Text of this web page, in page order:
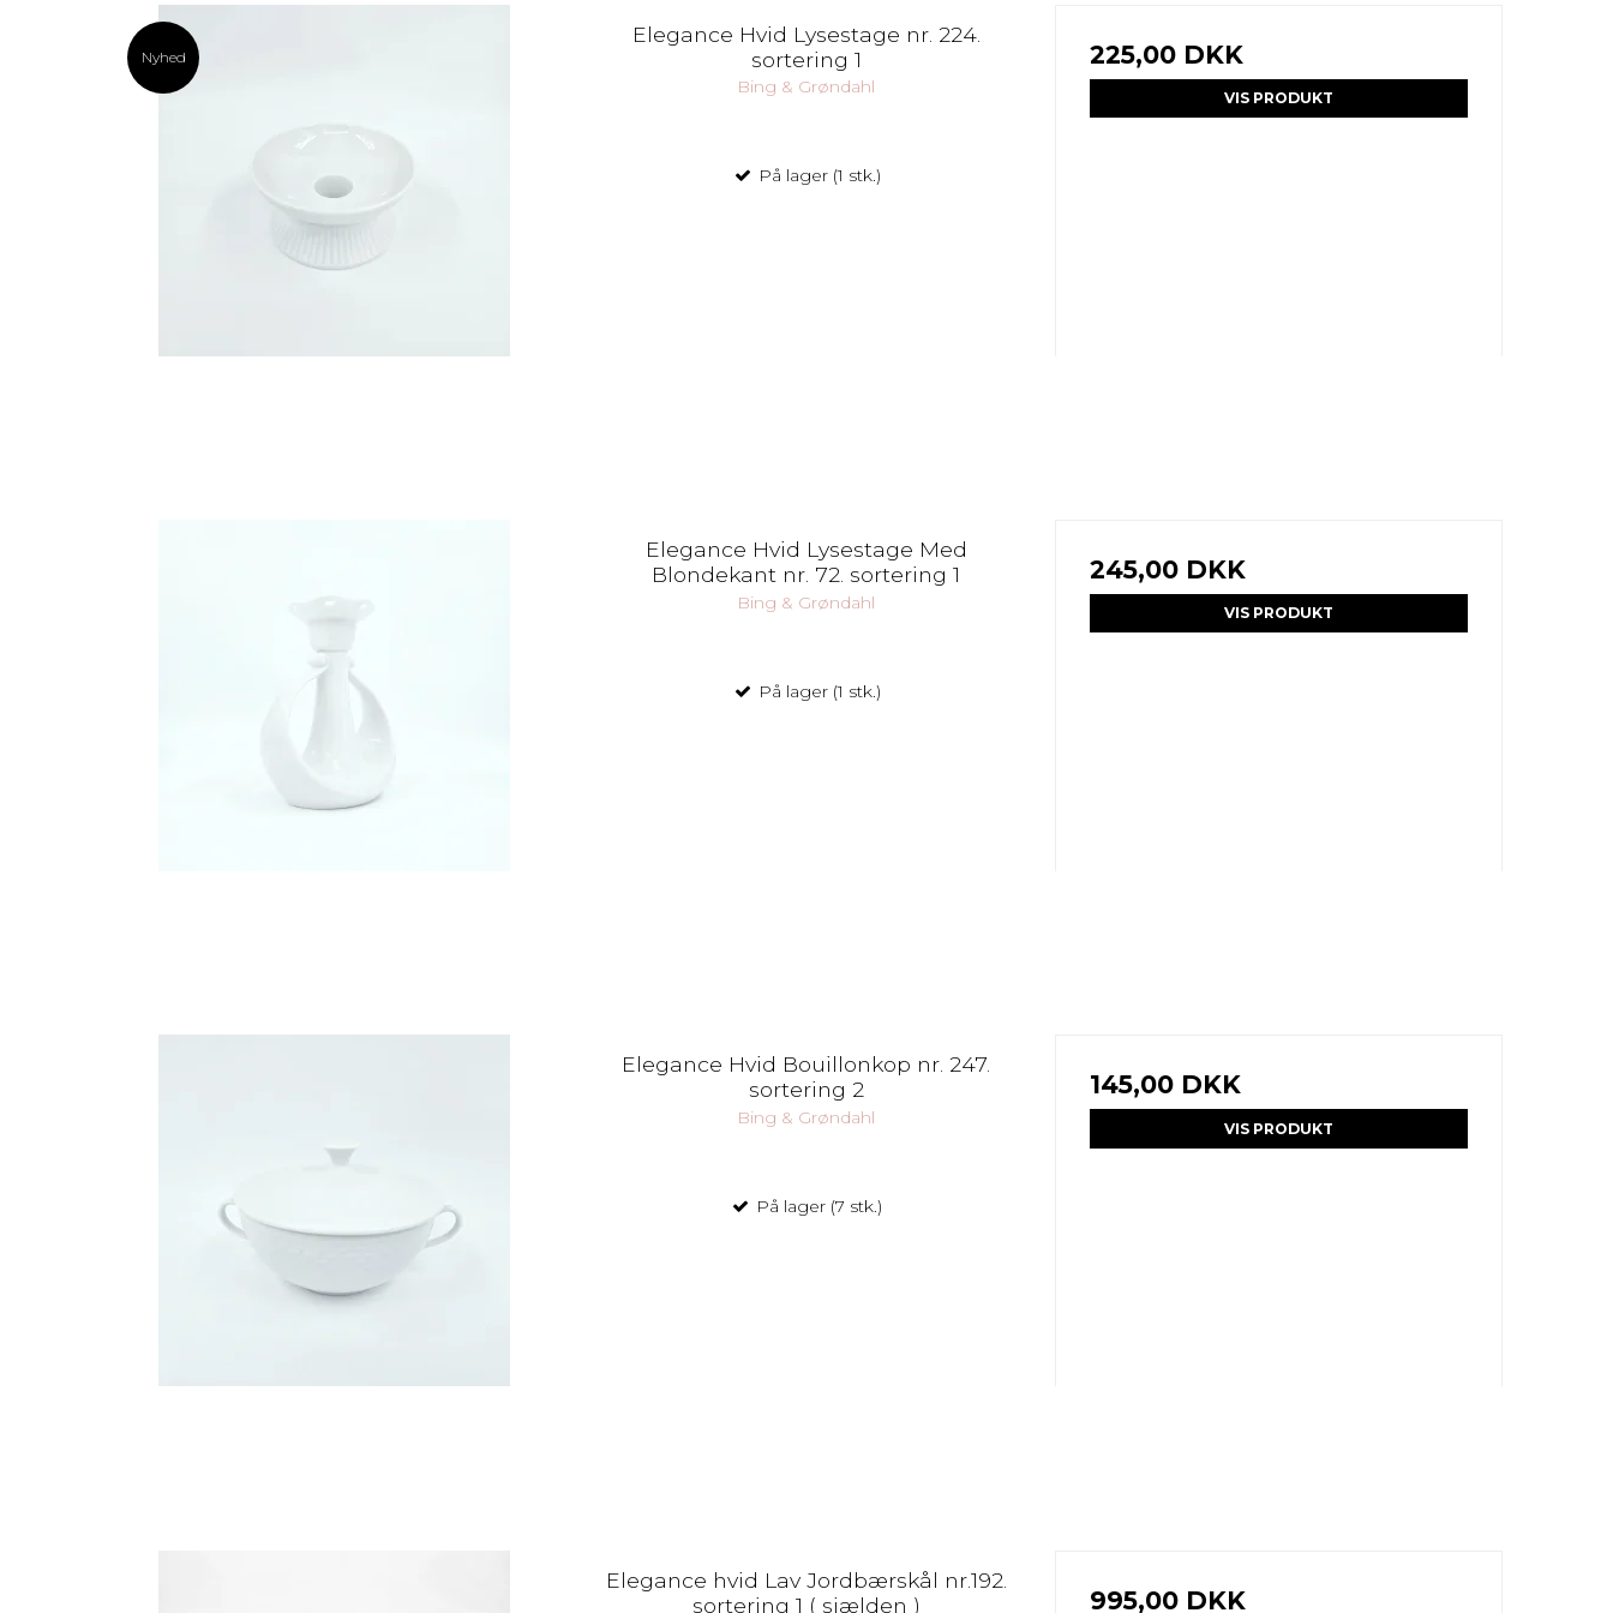
Nyhed
Elegance Hvid Lysestage nr. 224.
sortering 1
Bing & Grøndahl
På lager (1 stk.)
225,00 DKK
VIS PRODUKT
Elegance Hvid Lysestage Med
Blondekant nr. 72. sortering 1
Bing & Grøndahl
På lager (1 stk.)
245,00 DKK
VIS PRODUKT
Elegance Hvid Bouillonkop nr. 247.
sortering 2
Bing & Grøndahl
På lager (7 stk.)
145,00 DKK
VIS PRODUKT
Elegance hvid Lav Jordbærskål nr.192.
sortering 1 ( sjælden )
995,00 DKK